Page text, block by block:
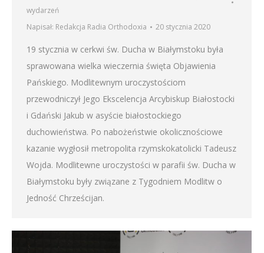
wydarzeń
Napisał: Redakcja Radia Orthodoxia 20 stycznia 2020
19 stycznia w cerkwi św. Ducha w Białymstoku była
sprawowana wielka wieczernia święta Objawienia
Pańskiego. Modlitewnym uroczystościom
przewodniczył Jego Ekscelencja Arcybiskup Białostocki
i Gdański Jakub w asyście białostockiego
duchowieństwa. Po nabożeństwie okolicznościowe
kazanie wygłosił metropolita rzymskokatolicki Tadeusz
Wojda. Modlitewne uroczystości w parafii św. Ducha w
Białymstoku były związane z Tygodniem Modlitw o
Jedność Chrześcijan.